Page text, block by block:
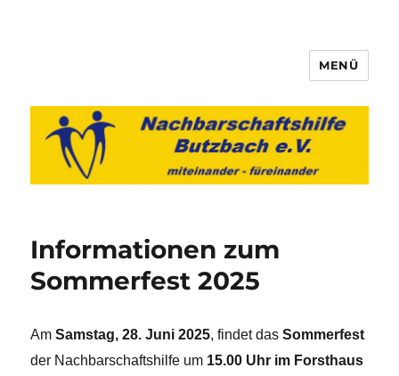
Nachbarschaftshilfe Butzbach
e.V.
MENÜ
Informationen zum
Sommerfest 2025
AmSamstag, 28. Juni 2025, findet dasSommerfest
der Nachbarschaftshilfe um 15.00 Uhr im Forsthaus